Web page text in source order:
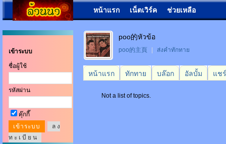
หน้าแรก เน็ตเวิร์ค ช่วยเหลือ
เข้าระบบ
ชื่อผู้ใช้
รหัสผ่าน
คุ๊กกี๊
ล ง
ท ะ เ บี ย น
poo的หัวข้อ
poo的主頁 ส่งคำทักทาย
หน้าแรก ทักทาย บล๊อก อัลบั้ม แชร์
Not a list of topics.